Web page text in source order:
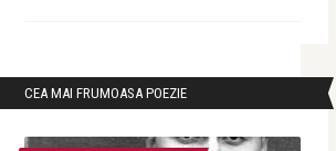
CEA MAI FRUMOASA POEZIE